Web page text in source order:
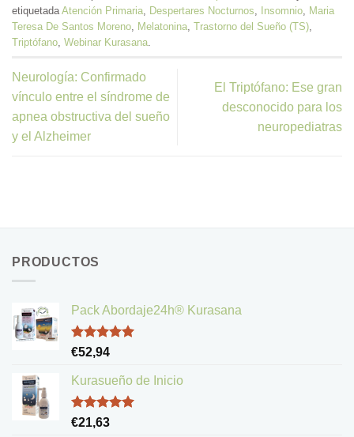
etiquetada Atención Primaria Despertares Nocturnos Insomnio Maria
Teresa De Santos Moreno Melatonina Trastorno del Sueño (TS)
Triptófano Webinar Kurasana
Neurología: Confirmado
vínculo entre el síndrome de
apnea obstructiva del sueño
y el Alzheimer
El Triptófano: Ese gran
desconocido para los
neuropediatras
PRODUCTOS
Pack Abordaje24h® Kurasana
Valorado
de 5
€52,94
Kurasueño de Inicio
Valorado
€21,63